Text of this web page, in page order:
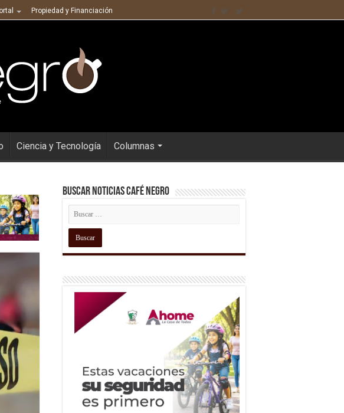
Propiedad y Financiación
Ciencia y Tecnología Columnas
Buscar Noticias Café Negro